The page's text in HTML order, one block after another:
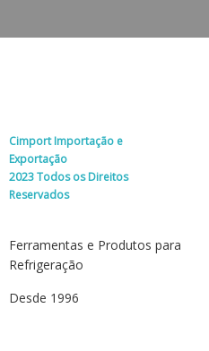
Cimport Importação e
Exportação
2023 Todos os Direitos
Reservados
Ferramentas e Produtos para
Refrigeração
Desde 1996